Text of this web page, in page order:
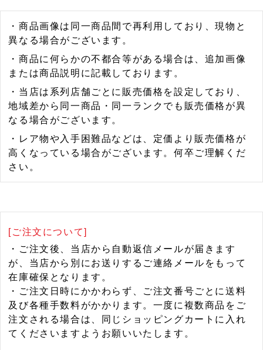
・商品画像は同一商品間で再利用しており、現物と
異なる場合がございます。
・商品に何らかの不都合等がある場合は、追加画像
または商品説明に記載しております。
・当店は系列店舗ごとに販売価格を設定しており、
地域差から同一商品・同一ランクでも販売価格が異
なる場合がございます。
・レア物や入手困難品などは、定価より販売価格が
高くなっている場合がございます。何卒ご理解くだ
さい。
[ご注文について]
・ご注文後、当店から自動返信メールが届きます
が、当店から別にお送りするご連絡メールをもって
在庫確保となります。
・ご注文日時にかかわらず、ご注文番号ごとに送料
及び各種手数料がかかります。一度に複数商品をご
注文される場合は、同じショッピングカートに入れ
てくださいますようお願いいたします。